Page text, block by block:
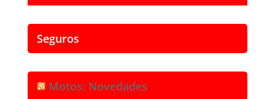
Seguros
Motos: Novedades